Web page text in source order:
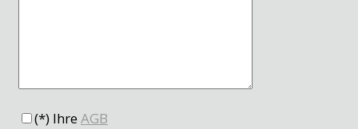
(*) IhreAGB